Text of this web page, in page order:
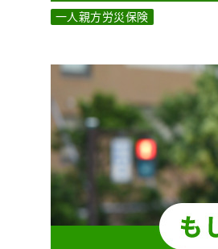
一人親方労災保険